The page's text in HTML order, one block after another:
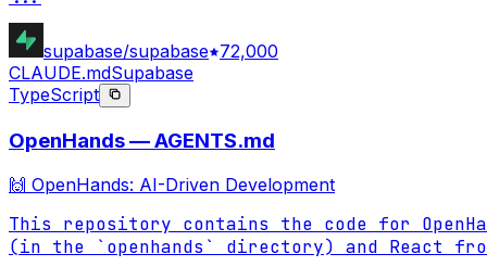
supabase/supabase 72,000
CLAUDE.mdSupabase
TypeScript
OpenHands — AGENTS.md
🙌 OpenHands: AI-Driven Development
This repository contains the code for
(in the `openhands` directory) and React